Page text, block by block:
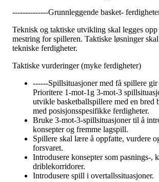
--------------Grunnleggende basket-
Teknisk og taktiske utvikling skal legges opp
mestring for spilleren. Taktiske løsninger
tekniske ferdigheter.
Taktiske vurderinger (myke ferdigheter)
------Spillsituasjoner med få spillere
Prioritere 1-mot-1g 3-mot-3
utvikle basketballspillere med en bred
med posisjonsspesifikke ferdigheter.
Bruke 3-mot-3-spillsituasjoner til å
konsepter og fremme lagspill.
Spillere skal lære å oppfatte, vurdere
forsvaret.
Introdusere konsepter som pasnings-,
driblekorridorer.
Introdusere spill i overtallssituasjoner.